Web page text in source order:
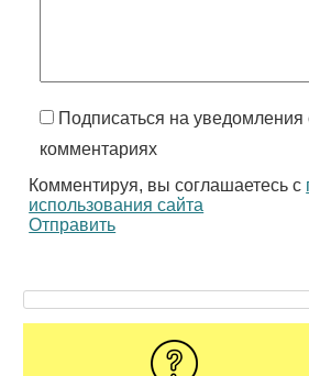
Подписаться на
комментариях
Комментируя, вы соглашаетесь с
использования сайта
Отправить